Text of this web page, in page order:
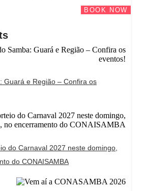
BOOK NOW
Guará e Região – Confira os
do Carnaval 2027 neste domingo,
do CONAISAMBA